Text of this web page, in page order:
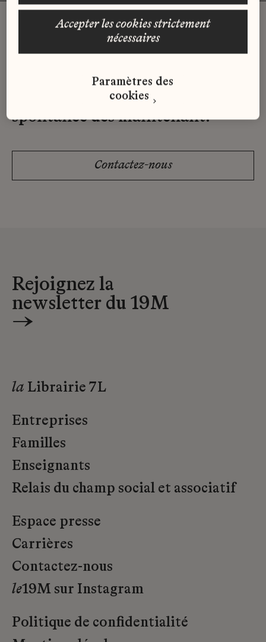
Vous n'avez pas trouvé d'offre
qui correspond à votre profil ?
Envoyez-nous votre candidature
spontanée dès maintenant.
Contactez-nous
Rejoignez la
newsletter du 19M
→
la Librairie 7L
Entreprises
Familles
Enseignants
Relais du champ social et associatif
Espace presse
Carrières
Contactez-nous
le19M sur Instagram
Politique de confidentialité
accepter les cookies strictement
nécessaires
Paramètres des
cookies